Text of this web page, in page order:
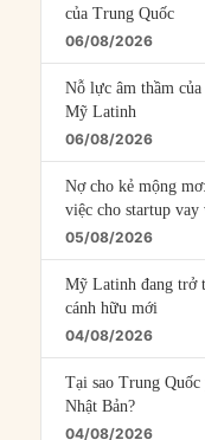
của Trung Quốc
06/08/2026
Nỗ lực âm thầm
Mỹ Latinh
06/08/2026
Nợ cho kẻ mộng
việc cho startup vay
05/08/2026
Mỹ Latinh đang trở
cánh hữu mới
04/08/2026
Tại sao Trung
Nhật Bản?
04/08/2026